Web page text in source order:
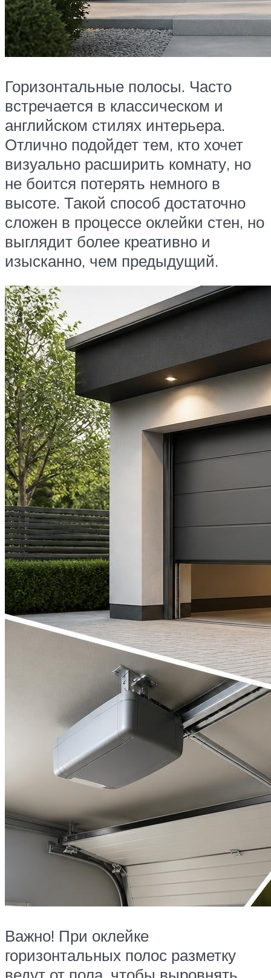
Горизонтальные полосы. Часто
встречается в классическом и
английском стилях интерьера.
Отлично подойдет тем, кто хочет
визуально расширить комнату, но
не боится потерять немного в
высоте. Такой способ достаточно
сложен в процессе оклейки стен, но
выглядит более креативно и
изысканно, чем предыдущий.
Важно! При оклейке
горизонтальных полос разметку